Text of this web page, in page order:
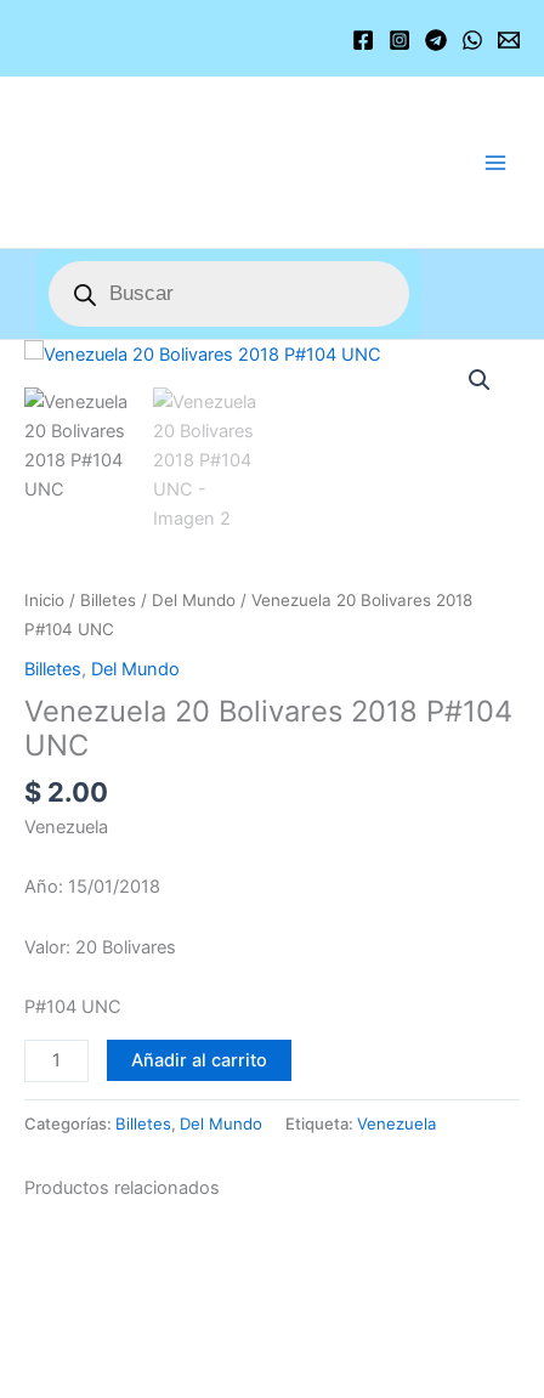
contenido
Búsqueda
de
productos
Inicio / Billetes / Del Mundo / Venezuela 20 Bolivares 2018
P#104 UNC
Billetes, Del Mundo
Venezuela 20 Bolivares 2018 P#104
UNC
$ 2.00
Venezuela
Año: 15/01/2018
Valor: 20 Bolivares
P#104 UNC
Venezuela
20
Bolivares
2018
P#104
UNC
Añadir al carrito
Categorías: Billetes, Del Mundo Etiqueta: Venezuela
Productos relacionados